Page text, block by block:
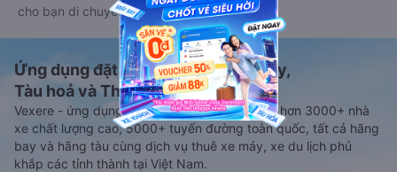
cho bạn di chuyển.
Ứng dụng đặt vé Xe khách, Máy bay,
Tàu hoả và Thuê xe
Vexere - ứng dụng đặt vé đa phương tiện với hơn 3000+ nhà
xe chất lượng cao, 5000+ tuyến đường toàn quốc, tất cả hãng
bay và hãng tàu cùng dịch vụ thuê xe máy, xe du lịch phủ
khắp các tỉnh thành tại Việt Nam.